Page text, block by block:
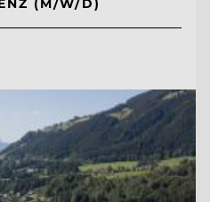
(M/W/D)